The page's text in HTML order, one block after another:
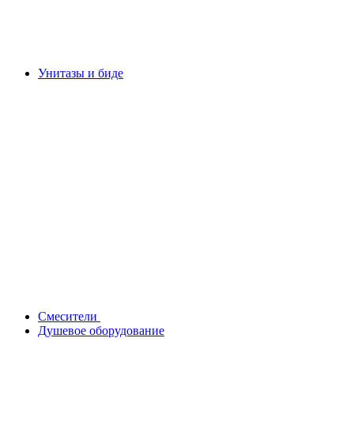
Унитазы и биде
Смесители
Душевое оборудование